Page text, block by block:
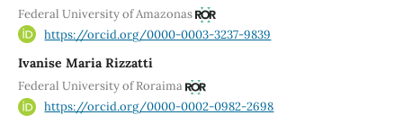
Federal University of Amazonas
https://orcid.org/0000-0003-3237-9839
Ivanise Maria Rizzatti
Federal University of Roraima
https://orcid.org/0000-0002-0982-2698